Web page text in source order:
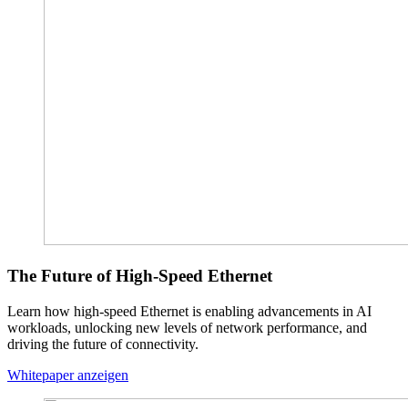
The Future of High-Speed Ethernet
Learn how high-speed Ethernet is enabling advancements in AI
workloads, unlocking new levels of network performance, and
driving the future of connectivity.
Whitepaper anzeigen